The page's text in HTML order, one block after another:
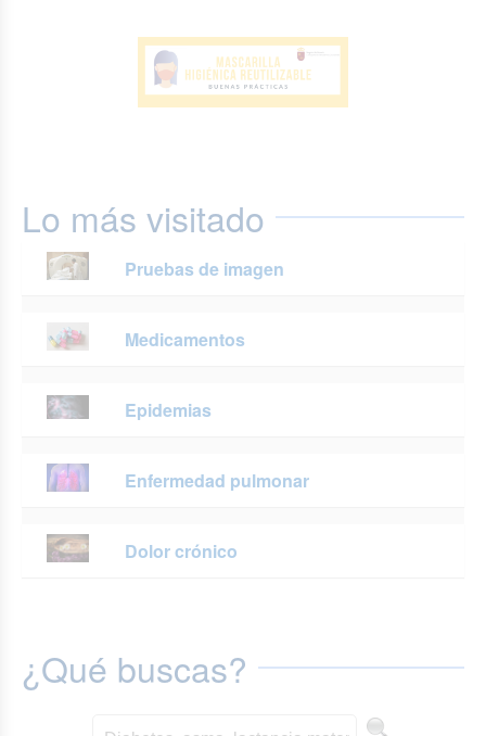
Lo más visitado
Pruebas de imagen
Medicamentos
Epidemias
Enfermedad pulmonar
Dolor crónico
¿Qué buscas?